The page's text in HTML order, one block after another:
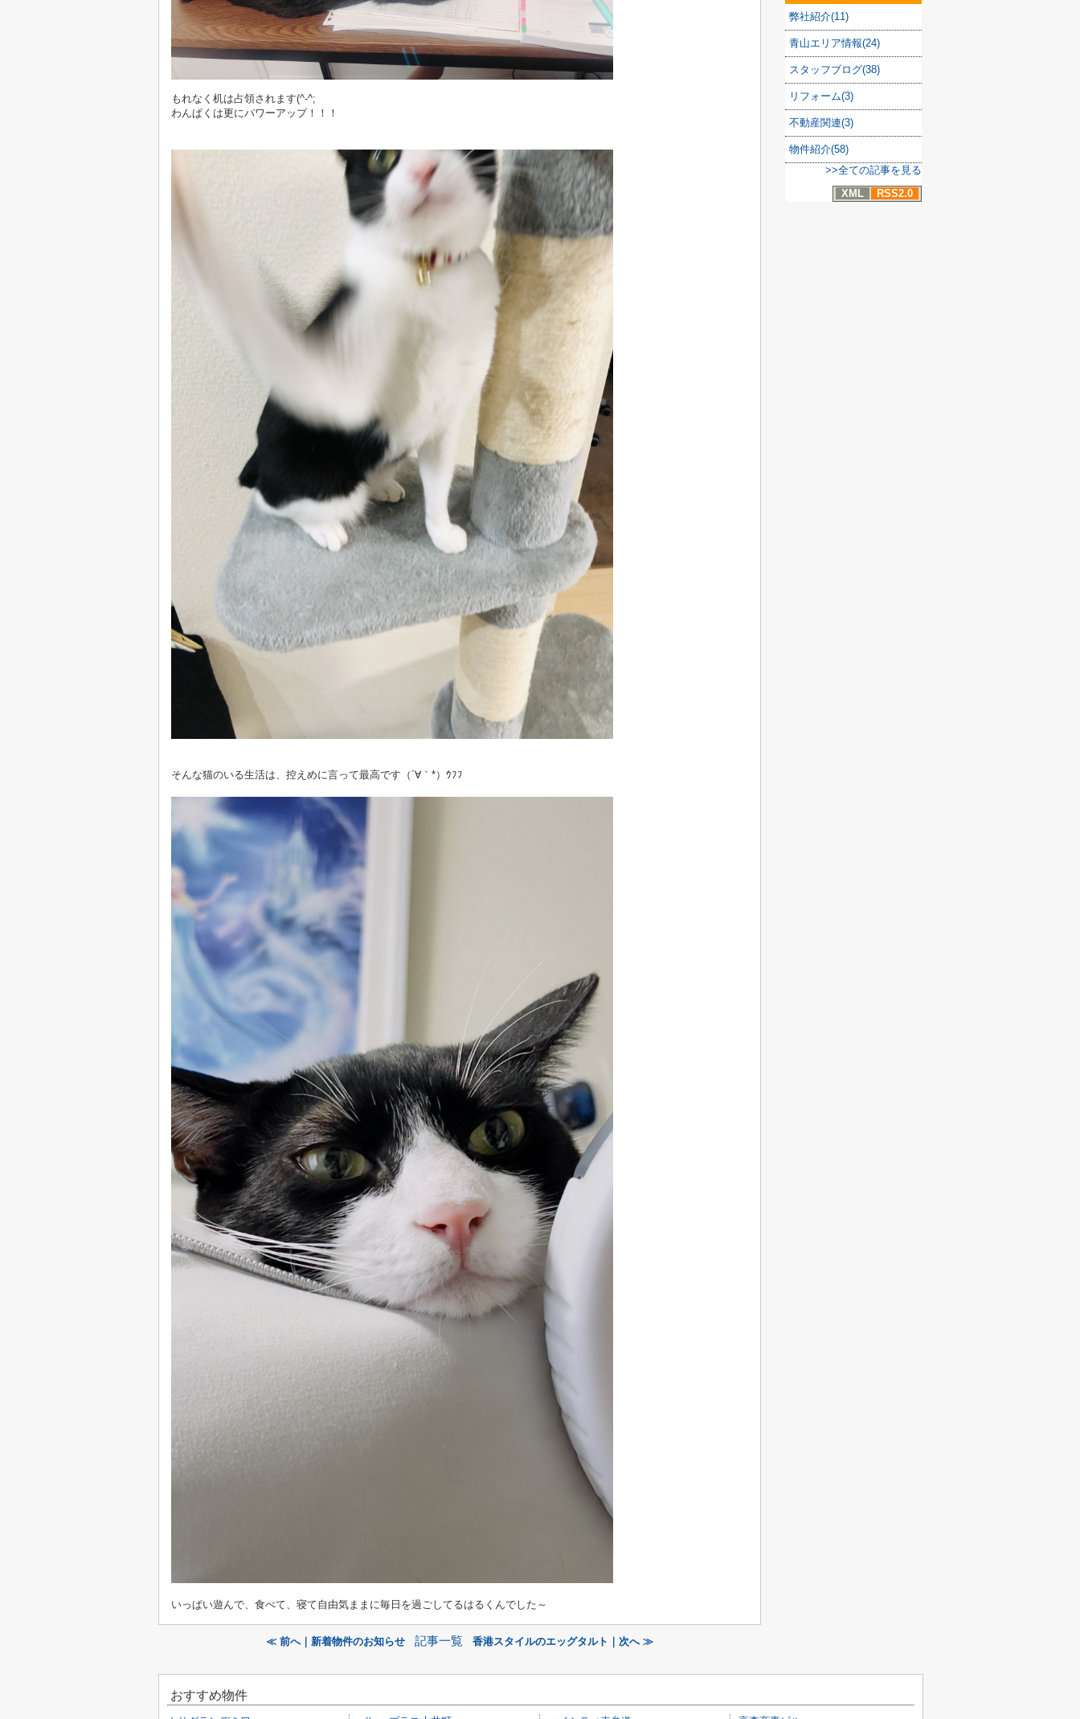
もれなく机は占領されます(^-^;
わんぱくは更にパワーアップ！！！
そんな猫のいる生活は、控えめに言って最高です（´∀｀*）ｳﾌﾌ
いっぱい遊んで、食べて、寝て自由気ままに毎日を過ごしてるはるくんでした～
≪ 前へ｜新着物件のお知らせ 記事一覧 香港スタイルのエッグタルト｜次へ ≫
弊社紹介(11)
青山エリア情報(24)
スタッフブログ(38)
リフォーム(3)
不動産関連(3)
物件紹介(58)
>>全ての記事を見る
XML
RSS2.0
おすすめ物件